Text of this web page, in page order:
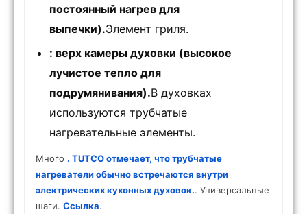
постоянный нагрев для
выпечки).Элемент гриля.
: верх камеры духовки (высокое
лучистое тепло для
подрумянивания).В духовках
используются трубчатые
нагревательные элементы.
Много . TUTCO отмечает, что трубчатые
нагреватели обычно встречаются внутри
электрических кухонных духовок.. Универсальные
шаги. Ссылка.